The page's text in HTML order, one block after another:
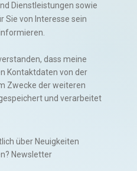
Dienstleistungen sowie
Sie von Interesse sein
dass meine
Kontaktdaten von der
Zwecke der weiteren
und verarbeitet
über Neuigkeiten
Newsletter